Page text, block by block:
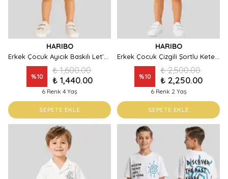
HARIBO
%10
₺ 1,600.00
₺ 1,440.00
6 Renk 4 Yaş
SEPETE EKLE
HARIBO
%10
₺ 2,500.00
₺ 2,250.00
6 Renk 2 Yaş
SEPETE EKLE